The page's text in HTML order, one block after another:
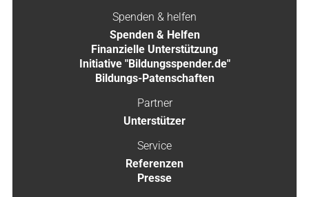
Spenden & helfen
Spenden & Helfen
Finanzielle Unterstützung
Initiative "Bildungsspender.de"
Bildungs-Patenschaften
Partner
Unterstützer
Service
Referenzen
Presse